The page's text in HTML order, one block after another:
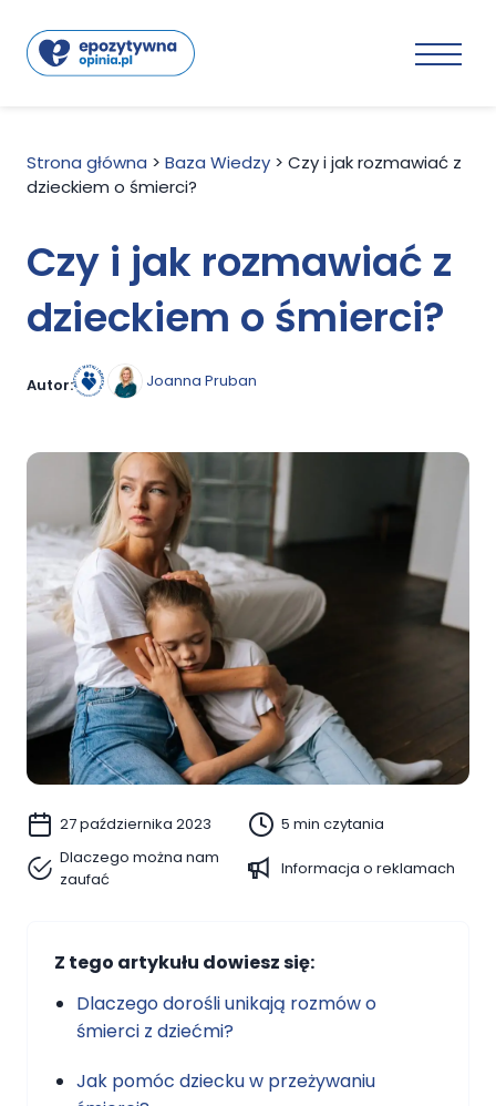
Strona główna > Baza Wiedzy > Czy i jak rozmawiać z
dzieckiem o śmierci?
Czy i jak rozmawiać z
dzieckiem o śmierci?
Autor: Joanna Pruban
27 października 2023
5 min czytania
Dlaczego można nam
zaufać
Informacja o reklamach
Z tego artykułu dowiesz się:
Dlaczego dorośli unikają rozmów o
śmierci z dziećmi?
Jak pomóc dziecku w przeżywaniu